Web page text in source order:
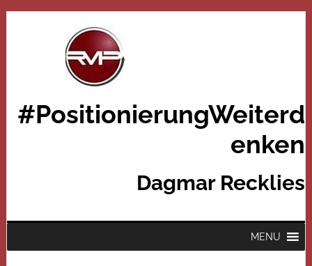
#PositionierungWeiterd
enken
Dagmar Recklies
MENU